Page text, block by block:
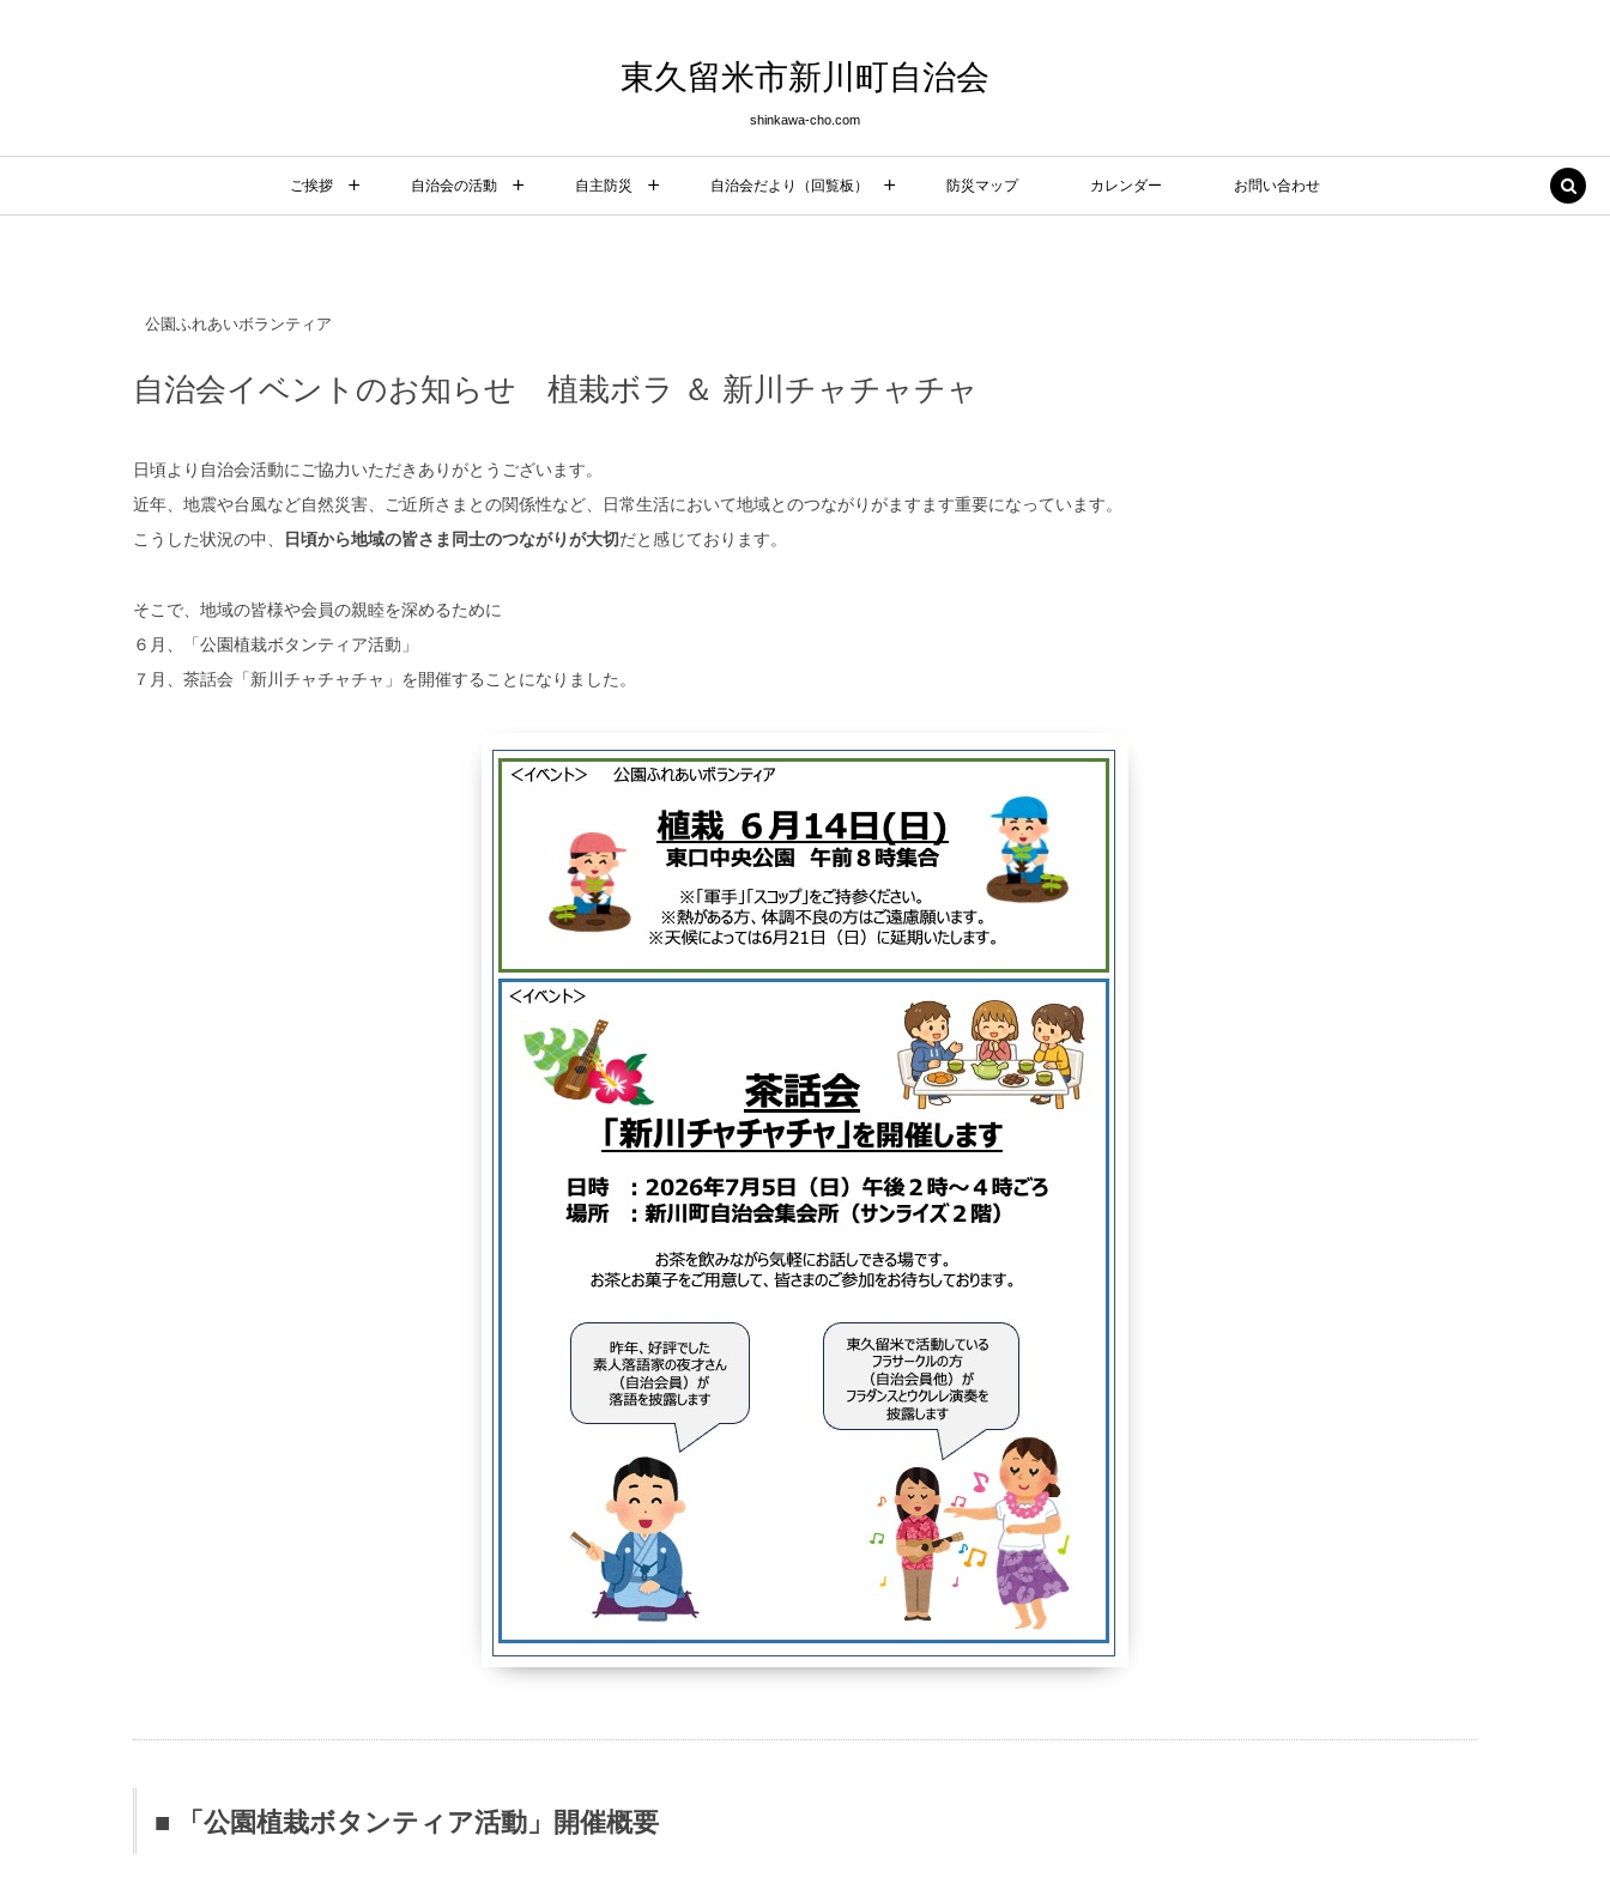
東久留米市新川町自治会
shinkawa-cho.com
ご挨拶 自治会の活動 自主防災 自治会だより（回覧板） 防災マップ カレンダー お問い合わせ
公園ふれあいボランティア
自治会イベントのお知らせ 植栽ボラ ＆ 新川チャチャチャ
日頃より自治会活動にご協力いただきありがとうございます。
近年、地震や台風など自然災害、ご近所さまとの関係性など、日常生活において地域とのつながりがますます重要になっています。
こうした状況の中、
日頃から地域の皆さま同士のつながりが大切だと感じております。
そこで、地域の皆様や会員の親睦を深めるために
６月、「公園植栽ボタンティア活動」
７月、茶話会「新川チャチャチャ」を開催することになりました。
■ 「公園植栽ボタンティア活動」開催概要